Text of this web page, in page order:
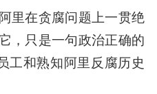
里在贪腐问题上一贯绝
，只是一句政治正确的
工和熟知阿里反腐历史